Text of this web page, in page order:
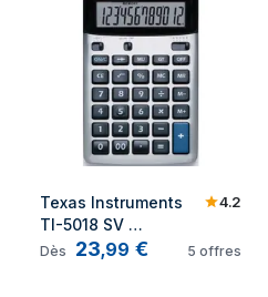
Texas Instruments
TI-5018 SV
calculatrice Bureau
4.2
Dès 23,99 € 5 offres